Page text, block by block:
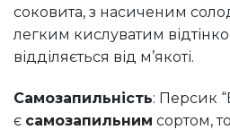
соковита, з насиченим
легким кислуватим
відділяється від м’якоті.
Самозапильність: Персик
є самозапильним сортом,